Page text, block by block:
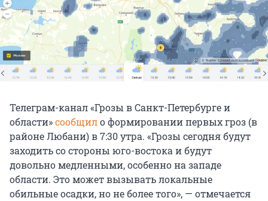
Телеграм-канал «Грозы в Санкт-Петербурге и
области»сообщило формировании первых гроз (в
районе Любани) в 7:30 утра. «Грозы сегодня будут
заходить со стороны юго-востока и будут
довольно медленными, особенно на западе
области. Это может вызывать локальные
обильные осадки, но не более того», — отмечается